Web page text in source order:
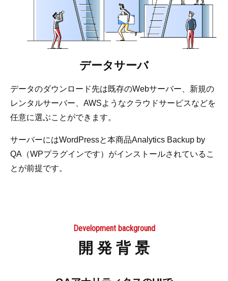
データサーバ
データのダウンロード先は既存のWebサーバー、新規の
レンタルサーバー、AWSようなクラウドサービスなどを
任意に選ぶことができます。
サーバーにはWordPressと本商品Analytics Backup by
QA（WPプラグインです）がインストールされているこ
とが前提です。
Development background
開 発 背 景